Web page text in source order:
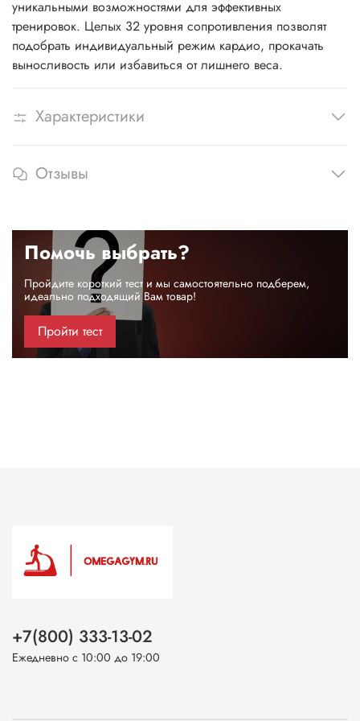
уникальными возможностями для эффективных
тренировок. Целых 32 уровня сопротивления позволят
подобрать индивидуальный режим кардио, прокачать
выносливость или избавиться от лишнего веса.
Характеристики
Отзывы
Помочь выбрать?
Пройдите короткий тест и мы самостоятельно подберем,
идеально подходящий Вам товар!
Пройти тест
+7(800) 333-13-02
Ежедневно с 10:00 до 19:00